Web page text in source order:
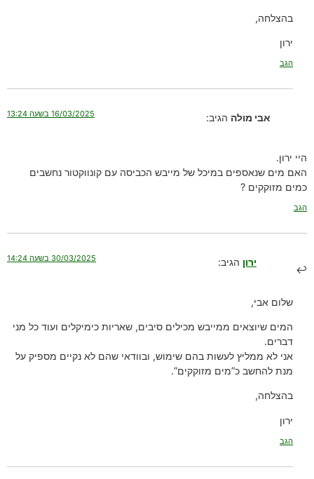
בהצלחה,
ירון
הגב
אבי מולה הגיב: 16/03/2025 בשעה 13:24
היי ירון.
האם מים שנאספים במיכל של מייבש הכביסה עם קונווקטור נחשבים
כמים מזוקקים ?
הגב
ירון הגיב: 30/03/2025 בשעה 14:24
שלום אבי,
המים שיוצאים ממייבש מכילים סיבים, שאריות כימיקלים ועוד כל מני
דברים.
אני לא ממליץ לעשות בהם שימוש, ובוודאי שהם לא נקיים מספיק על
מנת להחשב כ”מים מזוקקים”.
בהצלחה,
ירון
הגב